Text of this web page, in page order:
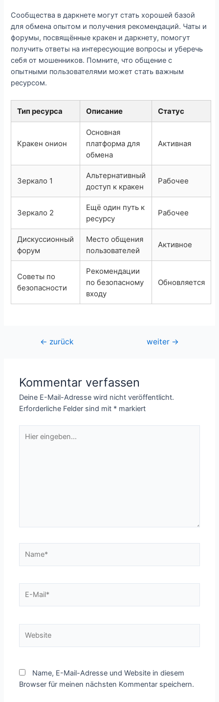
Сообщества в даркнете могут стать хорошей базой
для обмена опытом и получения рекомендаций. Чаты и
форумы, посвящённые кракен и даркнету, помогут
получить ответы на интересующие вопросы и уберечь
себя от мошенников. Помните, что общение с
опытными пользователями может стать важным
ресурсом.
Тип ресурса Описание Статус
Кракен онион
Основная
платформа для
обмена
Активная
Зеркало 1
Альтернативный
доступ к кракен
Рабочее
Зеркало 2
Ещё один путь к
ресурсу
Рабочее
Дискуссионный
форум
Место общения
пользователей
Активное
Советы по
безопасности
Рекомендации
по безопасному
входу
Обновляется
Beitragsnavigation
← zurück weiter →
Kommentar verfassen
Deine E-Mail-Adresse wird nicht veröffentlicht.
Erforderliche Felder sind mit * markiert
eingeben…
Mail*
Name, E-Mail-Adresse und Website in diesem
Browser für meinen nächsten Kommentar speichern.